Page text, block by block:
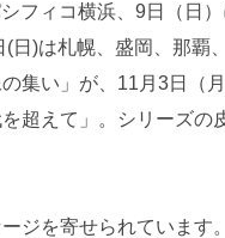
フィコ横浜、9日（日
)は札幌、盛岡、那覇
集い」が、11月3日（
えて」。シリーズの
ジを寄せられています。